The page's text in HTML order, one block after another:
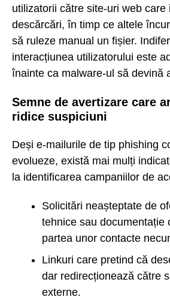
utilizatorii către site-uri web care
descărcări, în timp ce altele
să ruleze manual un fișier.
interacțiunea utilizatorului este
înainte ca malware-ul să devină
Semne de avertizare care
ridice suspiciuni
Deși e-mailurile de tip phishing
evolueze, există mai mulți
la identificarea campaniilor de
Solicitări neașteptate de
tehnice sau documentație
partea unor contacte
Linkuri care pretind că
dar redirecționează către
externe.